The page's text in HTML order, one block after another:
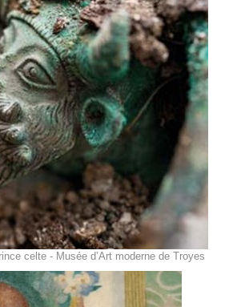
celte - Musée d’Art moderne de Troyes